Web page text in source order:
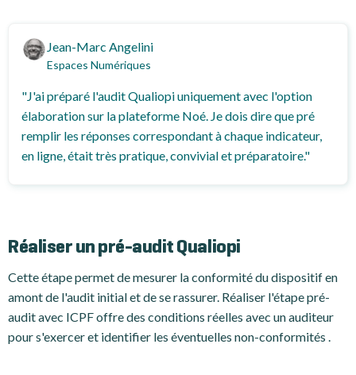
Jean-Marc Angelini
Espaces Numériques
"J'ai préparé l'audit Qualiopi uniquement avec l'option
élaboration sur la plateforme Noé. Je dois dire que pré
remplir les réponses correspondant à chaque indicateur,
en ligne, était très pratique, convivial et préparatoire."
Réaliser un pré-audit Qualiopi
Cette étape permet de mesurer la conformité du dispositif en
amont de l'audit initial et de se rassurer. Réaliser l'étape pré-
audit avec ICPF offre des conditions réelles avec un auditeur
pour s'exercer et identifier les éventuelles non-conformités .